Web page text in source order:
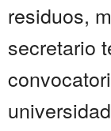
residuos,
secretario